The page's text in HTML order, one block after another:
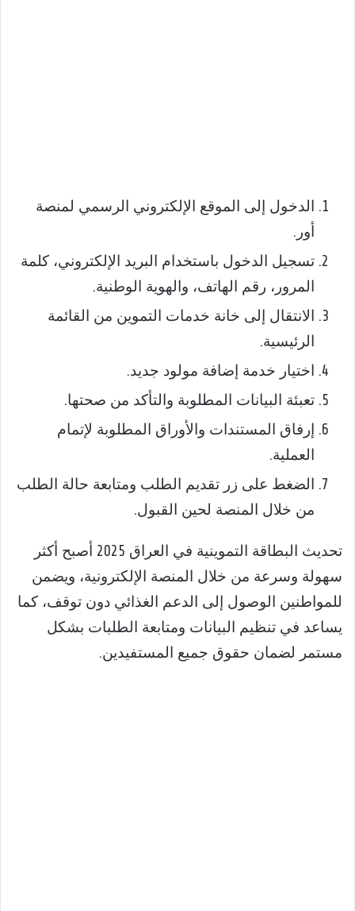
الدخول إلى الموقع الإلكتروني الرسمي لمنصة
أور.
تسجيل الدخول باستخدام البريد الإلكتروني، كلمة
المرور، رقم الهاتف، والهوية الوطنية.
الانتقال إلى خانة خدمات التموين من القائمة
الرئيسية.
اختيار خدمة إضافة مولود جديد.
تعبئة البيانات المطلوبة والتأكد من صحتها.
إرفاق المستندات والأوراق المطلوبة لإتمام
العملية.
الضغط على زر تقديم الطلب ومتابعة حالة الطلب
من خلال المنصة لحين القبول.
تحديث البطاقة التموينية في العراق 2025 أصبح أكثر
سهولة وسرعة من خلال المنصة الإلكترونية، ويضمن
للمواطنين الوصول إلى الدعم الغذائي دون توقف، كما
يساعد في تنظيم البيانات ومتابعة الطلبات بشكل
مستمر لضمان حقوق جميع المستفيدين.